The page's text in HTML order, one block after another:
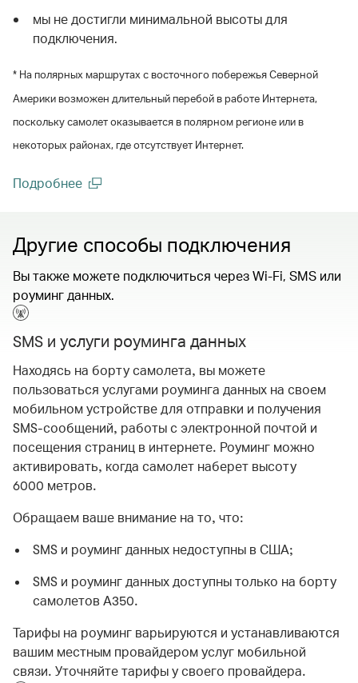
мы не достигли минимальной высоты для
подключения.
* На полярных маршрутах с восточного побережья Северной
Америки возможен длительный перебой в работе Интернета,
поскольку самолет оказывается в полярном регионе или в
некоторых районах, где отсутствует Интернет.
Подробнее
Другие способы подключения
Вы также можете подключиться через Wi-Fi, SMS или
роуминг данных.
SMS и услуги роуминга данных
Находясь на борту самолета, вы можете
пользоваться услугами роуминга данных на своем
мобильном устройстве для отправки и получения
SMS-сообщений, работы с электронной почтой и
посещения страниц в интернете. Роуминг можно
активировать, когда самолет наберет высоту
6000 метров.
Обращаем ваше внимание на то, что:
SMS и роуминг данных недоступны в США;
SMS и роуминг данных доступны только на борту
самолетов А350.
Тарифы на роуминг варьируются и устанавливаются
вашим местным провайдером услуг мобильной
связи. Уточняйте тарифы у своего провайдера.